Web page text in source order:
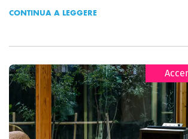
CONTINUA A LEGGERE